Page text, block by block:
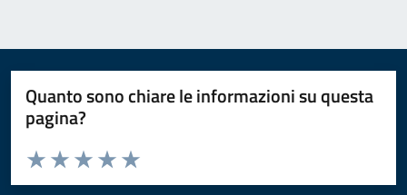
Quanto sono chiare le informazioni su questa
pagina?
Valuta da 1 a 5 stelle la pagina
Valuta 5 stelle su 5
Valuta 4 stelle su 5
Valuta 3 stelle su 5
Valuta 2 stelle su 5
Valuta 1 stelle su 5